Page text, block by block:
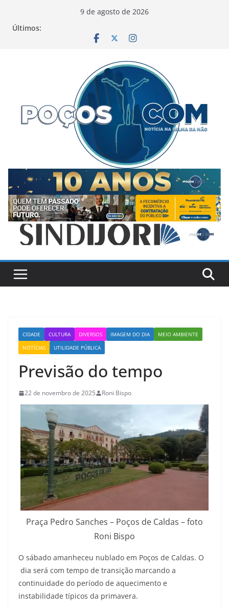
9 de agosto de 2026
Últimos:
CIDADE CULTURA DIVERSOS IMAGEM DO DIA
MEIO AMBIENTE
NOTÍCIAS
UTILIDADE PÚBLICA
Previsão do tempo
22 de novembro de 2025 Roni Bispo
Praça Pedro Sanches – Poços de Caldas – foto
Roni Bispo
O sábado amanheceu nublado em Poços de Caldas. O
dia será com tempo de transição marcando a
continuidade do período de aquecimento e
instabilidade típicos da primavera.